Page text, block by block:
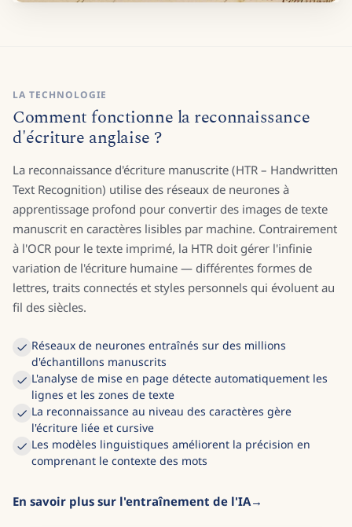
LA TECHNOLOGIE
Comment fonctionne la reconnaissance
d'écriture anglaise ?
La reconnaissance d'écriture manuscrite (HTR – Handwritten
Text Recognition) utilise des réseaux de neurones à
apprentissage profond pour convertir des images de texte
manuscrit en caractères lisibles par machine. Contrairement
à l'OCR pour le texte imprimé, la HTR doit gérer l'infinie
variation de l'écriture humaine — différentes formes de
lettres, traits connectés et styles personnels qui évoluent au
fil des siècles.
Réseaux de neurones entraînés sur des millions
d'échantillons manuscrits
L'analyse de mise en page détecte automatiquement les
lignes et les zones de texte
La reconnaissance au niveau des caractères gère
l'écriture liée et cursive
Les modèles linguistiques améliorent la précision en
comprenant le contexte des mots
En savoir plus sur l'entraînement de l'IA